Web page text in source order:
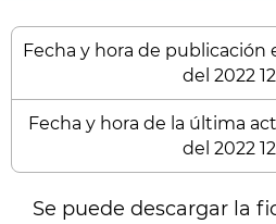
Fecha y hora de publicación
del 2022
Fecha y hora de la última
del 2022
Se puede descargar la